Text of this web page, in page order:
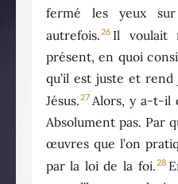
fermé les yeux
autrefois.26 Il voulait
présent, en quoi
qu’il est juste et
Jésus.27 Alors, y a-t-il
Absolument pas. Par
œuvres que l’on
par la loi de la foi.28